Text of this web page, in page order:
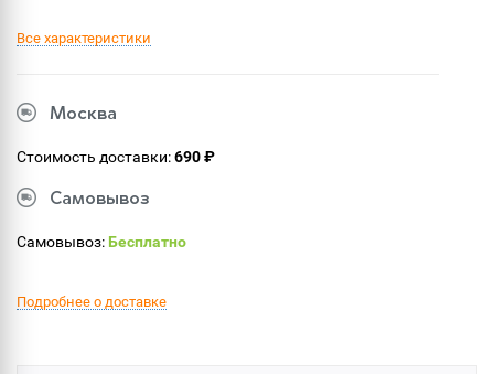
Все характеристики
Москва
Стоимость доставки:690 ₽
Самовывоз
Самовывоз:Бесплатно
Подробнее о доставке